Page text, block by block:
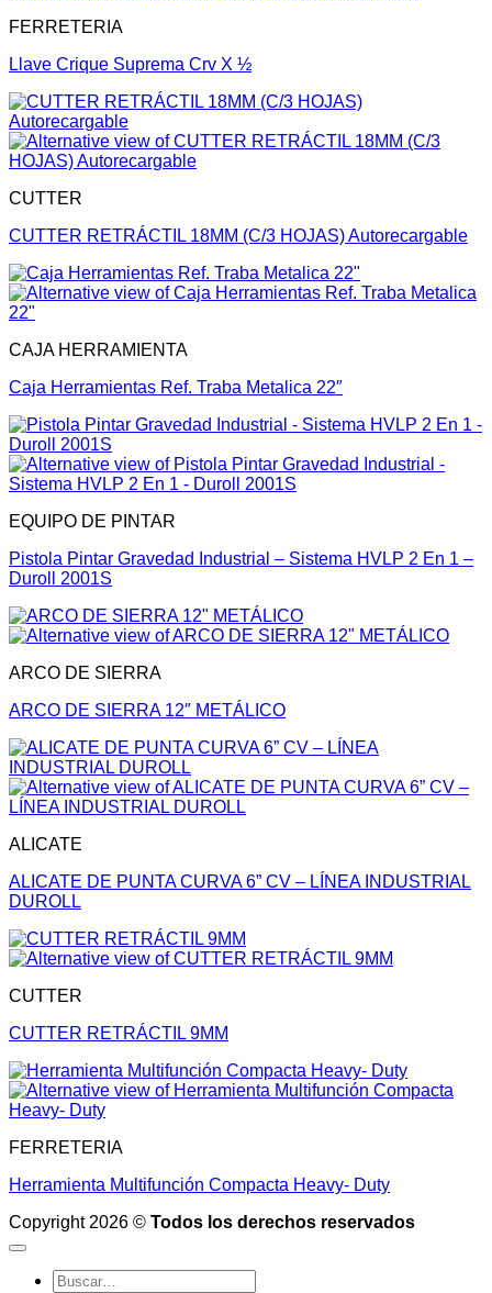
FERRETERIA
Llave Crique Suprema Crv X ½
CUTTER
CUTTER RETRÁCTIL 18MM (C/3 HOJAS) Autorecargable
CAJA HERRAMIENTA
Caja Herramientas Ref. Traba Metalica 22″
EQUIPO DE PINTAR
Pistola Pintar Gravedad Industrial – Sistema HVLP 2 En 1 –
Duroll 2001S
ARCO DE SIERRA
ARCO DE SIERRA 12″ METÁLICO
ALICATE
ALICATE DE PUNTA CURVA 6” CV – LÍNEA INDUSTRIAL
DUROLL
CUTTER
CUTTER RETRÁCTIL 9MM
FERRETERIA
Herramienta Multifunción Compacta Heavy- Duty
Copyright 2026 © Todos los derechos reservados
Buscar